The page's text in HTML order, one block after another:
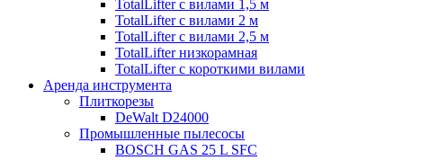
TotalLifter с вилами 1,5 м
TotalLifter с вилами 2 м
TotalLifter с вилами 2,5 м
TotalLifter низкорамная
TotalLifter с короткими вилами
Аренда инструмента
Плиткорезы
DeWalt D24000
Промышленные пылесосы
BOSCH GAS 25 L SFC